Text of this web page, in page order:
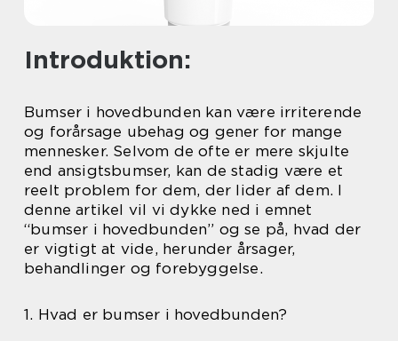
Introduktion:
Bumser i hovedbunden kan være irriterende
og forårsage ubehag og gener for mange
mennesker. Selvom de ofte er mere skjulte
end ansigtsbumser, kan de stadig være et
reelt problem for dem, der lider af dem. I
denne artikel vil vi dykke ned i emnet
“bumser i hovedbunden” og se på, hvad der
er vigtigt at vide, herunder årsager,
behandlinger og forebyggelse.
1. Hvad er bumser i hovedbunden?